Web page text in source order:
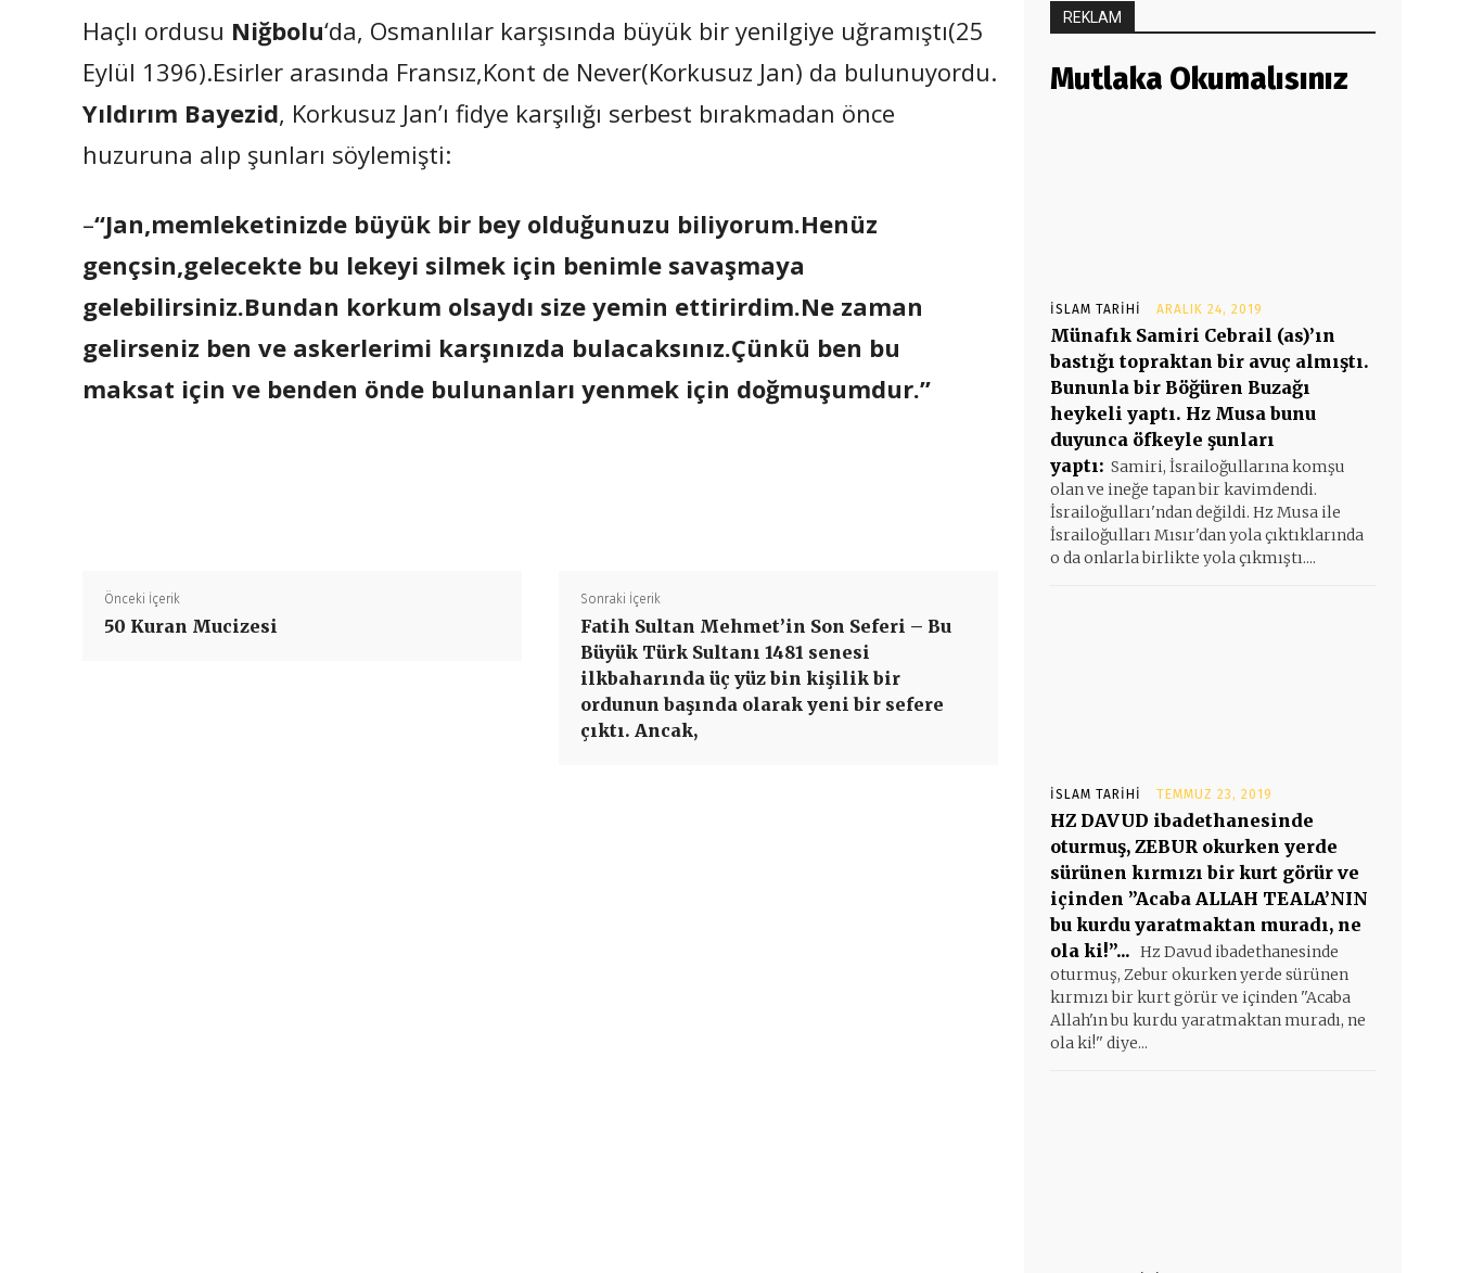
Haçlı ordusu Niğbolu‘da, Osmanlılar karşısında büyük bir yenilgiye uğramıştı(25
Eylül 1396).Esirler arasında Fransız,Kont de Never(Korkusuz Jan) da bulunuyordu.
Yıldırım Bayezid, Korkusuz Jan’ı fidye karşılığı serbest bırakmadan önce
huzuruna alıp şunları söylemişti:
–“Jan,memleketinizde büyük bir bey olduğunuzu biliyorum.Henüz
gençsin,gelecekte bu lekeyi silmek için benimle savaşmaya
gelebilirsiniz.Bundan korkum olsaydı size yemin ettirirdim.Ne zaman
gelirseniz ben ve askerlerimi karşınızda bulacaksınız.Çünkü ben bu
maksat için ve benden önde bulunanları yenmek için doğmuşumdur.”
Önceki İçerik
50 Kuran Mucizesi
Sonraki İçerik
Fatih Sultan Mehmet’in Son Seferi – Bu
Büyük Türk Sultanı 1481 senesi
ilkbaharında üç yüz bin kişilik bir
ordunun başında olarak yeni bir sefere
çıktı. Ancak,
REKLAM
Mutlaka Okumalısınız
İSLAM TARIHI ARALIK 24, 2019
Münafık Samiri Cebrail (as)’ın
bastığı topraktan bir avuç almıştı.
Bununla bir Böğüren Buzağı
heykeli yaptı. Hz Musa bunu
duyunca öfkeyle şunları
yaptı: Samiri, İsrailoğullarına komşu
olan ve ineğe tapan bir kavimdendi.
İsrailoğulları'ndan değildi. Hz Musa ile
İsrailoğulları Mısır'dan yola çıktıklarında
o da onlarla birlikte yola çıkmıştı....
İSLAM TARIHI TEMMUZ 23, 2019
HZ DAVUD ibadethanesinde
oturmuş, ZEBUR okurken yerde
sürünen kırmızı bir kurt görür ve
içinden ”Acaba ALLAH TEALA’NIN
bu kurdu yaratmaktan muradı, ne
ola ki!”... Hz Davud ibadethanesinde
oturmuş, Zebur okurken yerde sürünen
kırmızı bir kurt görür ve içinden ''Acaba
Allah'ın bu kurdu yaratmaktan muradı, ne
ola ki!'' diye...